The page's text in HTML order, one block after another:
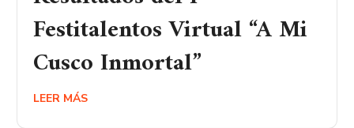
Festitalentos Virtual “A Mi
Cusco Inmortal”
LEER MÁS